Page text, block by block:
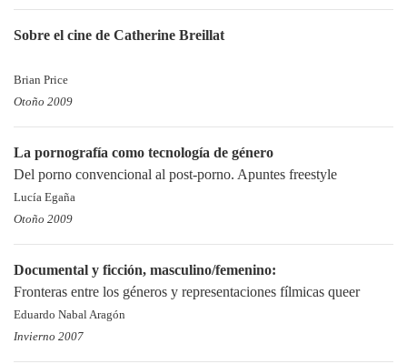
Sobre el cine de Catherine Breillat
Brian Price
Otoño 2009
La pornografía como tecnología de género
Del porno convencional al post-porno. Apuntes freestyle
Lucía Egaña
Otoño 2009
Documental y ficción, masculino/femenino:
Fronteras entre los géneros y representaciones fílmicas queer
Eduardo Nabal Aragón
Invierno 2007